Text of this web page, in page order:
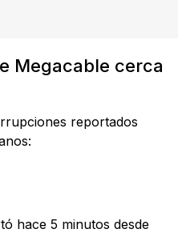
Megacable cerca
reportados
hace 5 minutos desde